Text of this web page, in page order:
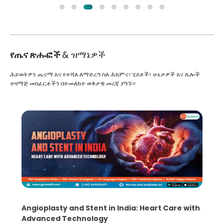
የጤና ጽሑፎች& ዝማኔዎች
ሕይወትዎን ጤናማ እና የተሻለ ለማድረግ ስለ ሕክምና፣ ሂደቶች፣ ሁኔታዎች እና ሌሎች
ተዛማጅ መስፈርቶችን በተመለከተ ወቅታዊ መረጃ ያግኙ።
5 Essential Steps for Effective Human Sperm
Collection and Processing Methods